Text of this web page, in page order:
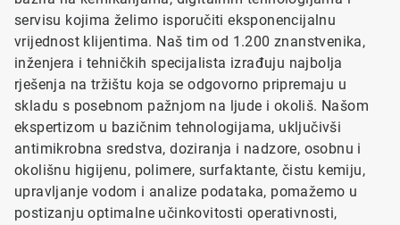
servisu kojima želimo isporučiti eksponencijalnu
vrijednost klijentima. Naš tim od 1.200 znanstvenika,
inženjera i tehničkih specijalista izrađuju najbolja
rješenja na tržištu koja se odgovorno pripremaju u
skladu s posebnom pažnjom na ljude i okoliš. Našom
ekspertizom u bazičnim tehnologijama, uključivši
antimikrobna sredstva, doziranja i nadzore, osobnu i
okolišnu higijenu, polimere, surfaktante, čistu kemiju,
upravljanje vodom i analize podataka, pomažemo u
postizanju optimalne učinkovitosti operativnosti,